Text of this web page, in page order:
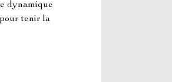
dynamique
tenir la